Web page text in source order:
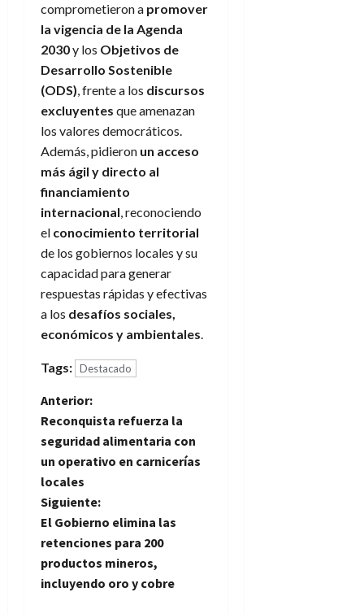
comprometieron a promover
la vigencia de la Agenda
2030y los Objetivos de
Desarrollo Sostenible
(ODS), frente a los discursos
excluyentes que amenazan
los valores democráticos.
Además, pidieron un acceso
más ágil y directo al
financiamiento
internacional, reconociendo
el conocimiento territorial
de los gobiernos locales y su
capacidad para generar
respuestas rápidas y efectivas
a los desafíos sociales,
económicos y ambientales.
Tags: Destacado
N
a
v
e
g
a
Anterior:
Reconquista refuerza la
seguridad alimentaria con
un operativo en carnicerías
locales
Siguiente:
El Gobierno elimina las
retenciones para 200
productos mineros,
incluyendo oro y cobre